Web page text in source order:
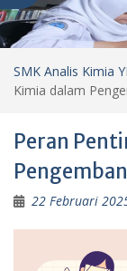
SMK Analis Kimia
Kimia dalam
Peran
22 Februari